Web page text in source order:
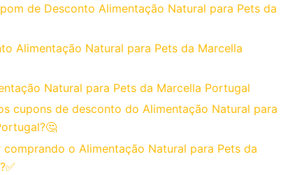
de Desconto Alimentação Natural para Pets da
Alimentação Natural para Pets da Marcella
Natural para Pets da Marcella Portugal
cupons de desconto do Alimentação Natural para
o Alimentação Natural para Pets da